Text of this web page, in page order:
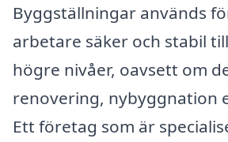
Byggställningar används
arbetare säker och stabil
högre nivåer, oavsett om
renovering, nybyggnation
Ett företag som är